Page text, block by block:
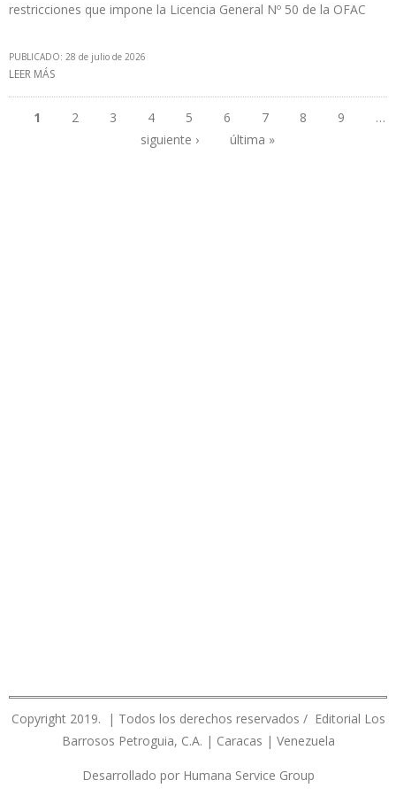
restricciones que impone la Licencia General Nº 50 de la OFAC
PUBLICADO: 28 de julio de 2026
LEER MÁS
TESORO
1 2 3 4 5 6 7 8 9
…
siguiente ›
última »
Copyright 2019. | Todos los derechos reservados / Editorial Los
Barrosos Petroguia, C.A. | Caracas | Venezuela
Desarrollado por Humana Service Group